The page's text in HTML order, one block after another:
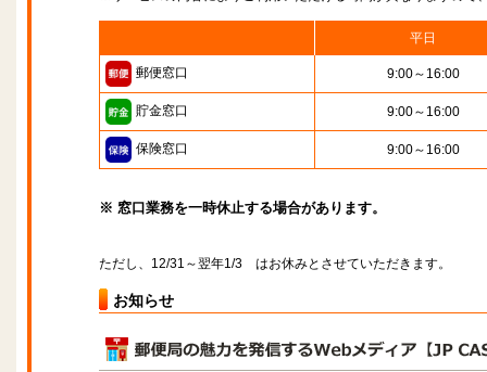
平日
郵便窓口 9:00～16:00
貯金窓口 9:00～16:00
保険窓口 9:00～16:00
※ 窓口業務を一時休止する場合があります。
ただし、12/31～翌年1/3 はお休みとさせていただきます。
お知らせ